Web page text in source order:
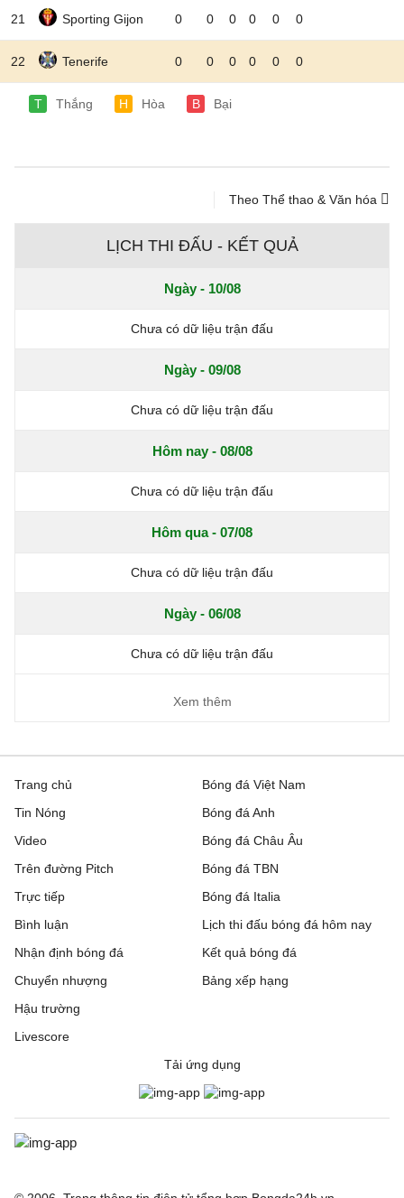
21 Sporting Gijon 0 0 0 0 0 0
22 Tenerife 0 0 0 0 0 0
T Thắng H Hòa B Bại
Theo Thể thao & Văn hóa
LỊCH THI ĐẤU - KẾT QUẢ
Ngày - 10/08
Chưa có dữ liệu trận đấu
Ngày - 09/08
Chưa có dữ liệu trận đấu
Hôm nay - 08/08
Chưa có dữ liệu trận đấu
Hôm qua - 07/08
Chưa có dữ liệu trận đấu
Ngày - 06/08
Chưa có dữ liệu trận đấu
Xem thêm
Trang chủ
Tin Nóng
Video
Trên đường Pitch
Trực tiếp
Bóng đá Việt Nam
Bóng đá Anh
Bóng đá Châu Âu
Bóng đá TBN
Bóng đá Italia
Bình luận
Nhận định bóng đá
Chuyển nhượng
Hậu trường
Livescore
Lịch thi đấu bóng đá hôm nay
Kết quả bóng đá
Bảng xếp hạng
Tải ứng dụng